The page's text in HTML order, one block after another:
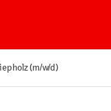
(m/w/d)